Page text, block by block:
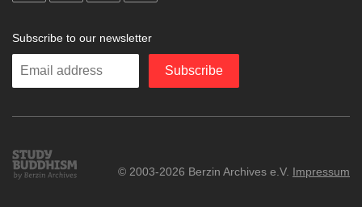
Subscribe to our newsletter
Enter
Subscribe
Study
Buddhism
© 2003-2026 Berzin Archives e.V. Impressum